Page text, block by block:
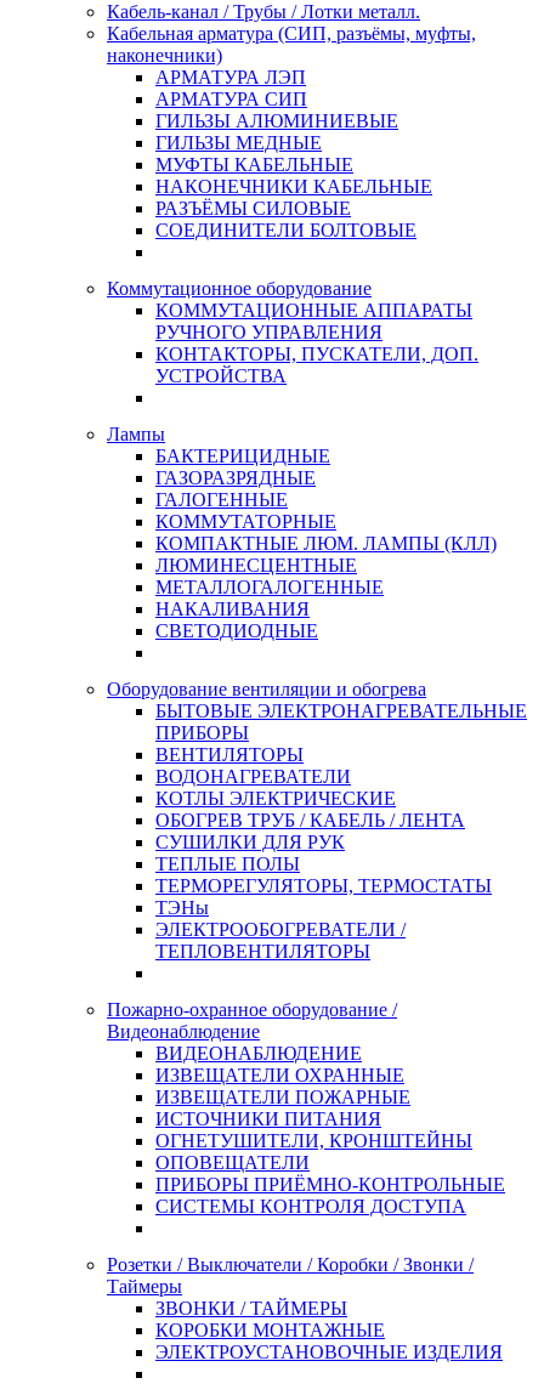
Кабель-канал / Трубы / Лотки металл.
Кабельная арматура (СИП, разъёмы, муфты,
наконечники)
АРМАТУРА ЛЭП
АРМАТУРА СИП
ГИЛЬЗЫ АЛЮМИНИЕВЫЕ
ГИЛЬЗЫ МЕДНЫЕ
МУФТЫ КАБЕЛЬНЫЕ
НАКОНЕЧНИКИ КАБЕЛЬНЫЕ
РАЗЪЁМЫ СИЛОВЫЕ
СОЕДИНИТЕЛИ БОЛТОВЫЕ
Коммутационное оборудование
КОММУТАЦИОННЫЕ АППАРАТЫ
РУЧНОГО УПРАВЛЕНИЯ
КОНТАКТОРЫ, ПУСКАТЕЛИ, ДОП.
УСТРОЙСТВА
Лампы
БАКТЕРИЦИДНЫЕ
ГАЗОРАЗРЯДНЫЕ
ГАЛОГЕННЫЕ
КОММУТАТОРНЫЕ
КОМПАКТНЫЕ ЛЮМ. ЛАМПЫ (КЛЛ)
ЛЮМИНЕСЦЕНТНЫЕ
МЕТАЛЛОГАЛОГЕННЫЕ
НАКАЛИВАНИЯ
СВЕТОДИОДНЫЕ
Оборудование вентиляции и обогрева
БЫТОВЫЕ ЭЛЕКТРОНАГРЕВАТЕЛЬНЫЕ
ПРИБОРЫ
ВЕНТИЛЯТОРЫ
ВОДОНАГРЕВАТЕЛИ
КОТЛЫ ЭЛЕКТРИЧЕСКИЕ
ОБОГРЕВ ТРУБ / КАБЕЛЬ / ЛЕНТА
СУШИЛКИ ДЛЯ РУК
ТЕПЛЫЕ ПОЛЫ
ТЕРМОРЕГУЛЯТОРЫ, ТЕРМОСТАТЫ
ТЭНы
ЭЛЕКТРООБОГРЕВАТЕЛИ /
ТЕПЛОВЕНТИЛЯТОРЫ
Пожарно-охранное оборудование /
Видеонаблюдение
ВИДЕОНАБЛЮДЕНИЕ
ИЗВЕЩАТЕЛИ ОХРАННЫЕ
ИЗВЕЩАТЕЛИ ПОЖАРНЫЕ
ИСТОЧНИКИ ПИТАНИЯ
ОГНЕТУШИТЕЛИ, КРОНШТЕЙНЫ
ОПОВЕЩАТЕЛИ
ПРИБОРЫ ПРИЁМНО-КОНТРОЛЬНЫЕ
СИСТЕМЫ КОНТРОЛЯ ДОСТУПА
Розетки / Выключатели / Коробки / Звонки /
Таймеры
ЗВОНКИ / ТАЙМЕРЫ
КОРОБКИ МОНТАЖНЫЕ
ЭЛЕКТРОУСТАНОВОЧНЫЕ ИЗДЕЛИЯ